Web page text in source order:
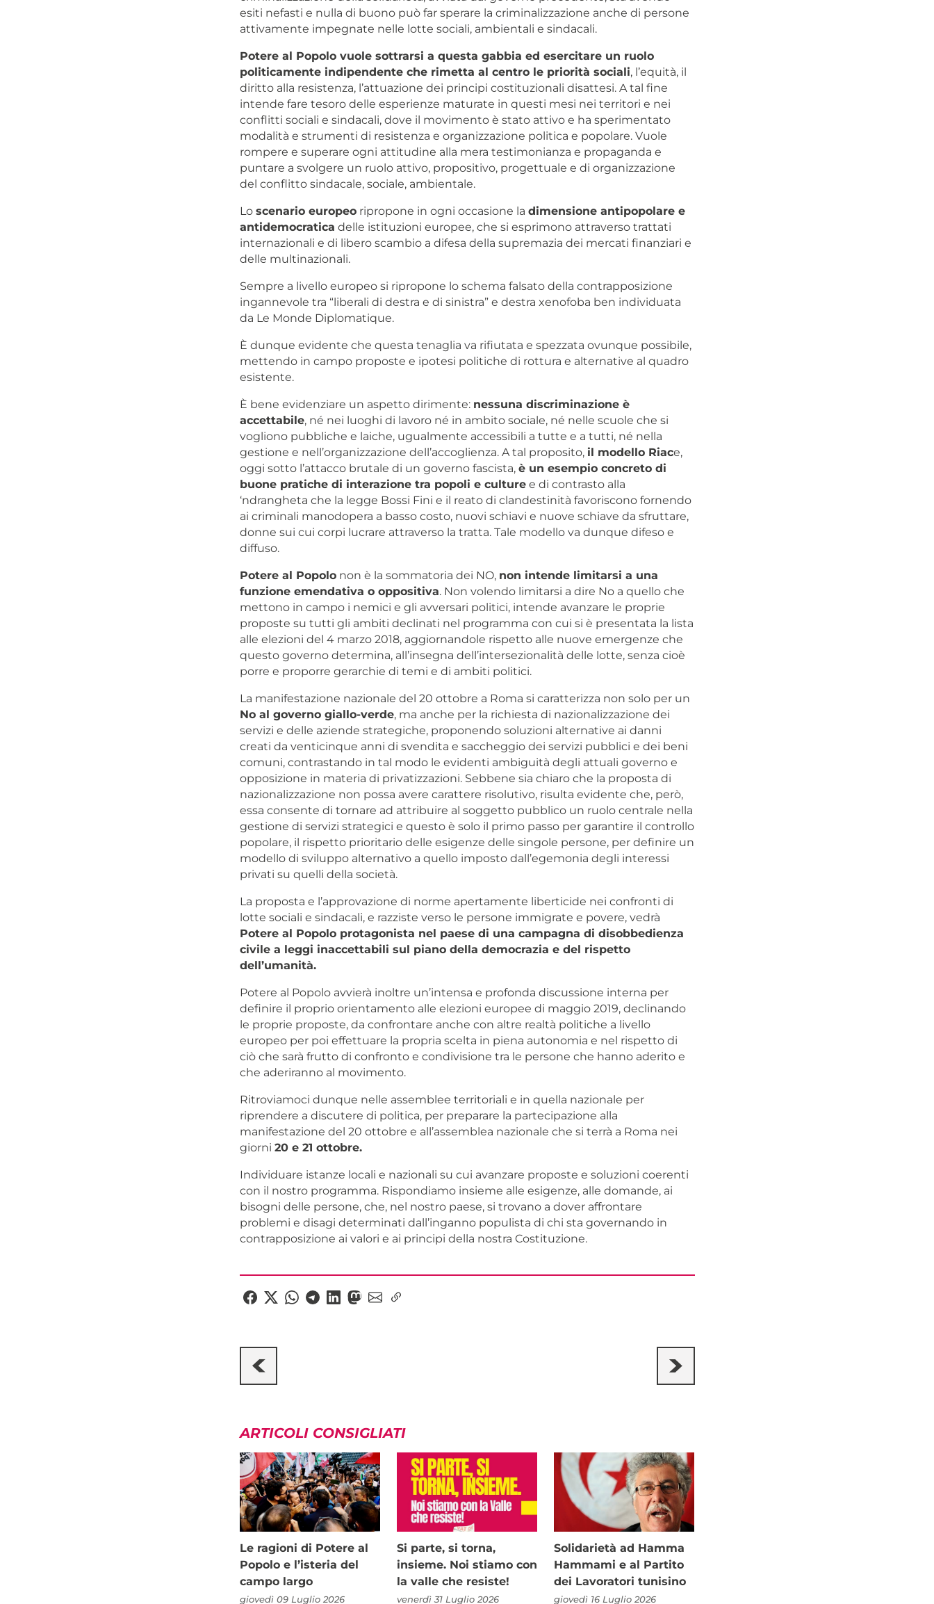
esiti nefasti e nulla di buono può far sperare la criminalizzazione anche di persone
attivamente impegnate nelle lotte sociali, ambientali e sindacali.
Potere al Popolo vuole sottrarsi a questa gabbia ed esercitare un ruolo
politicamente indipendente che rimetta al centro le priorità sociali, l’equità, il
diritto alla resistenza, l’attuazione dei principi costituzionali disattesi. A tal fine
intende fare tesoro delle esperienze maturate in questi mesi nei territori e nei
conflitti sociali e sindacali, dove il movimento è stato attivo e ha sperimentato
modalità e strumenti di resistenza e organizzazione politica e popolare. Vuole
rompere e superare ogni attitudine alla mera testimonianza e propaganda e
puntare a svolgere un ruolo attivo, propositivo, progettuale e di organizzazione
del conflitto sindacale, sociale, ambientale.
Lo scenario europeoripropone in ogni occasione la dimensione antipopolare e
antidemocratica delle istituzioni europee, che si esprimono attraverso trattati
internazionali e di libero scambio a difesa della supremazia dei mercati finanziari e
delle multinazionali.
Sempre a livello europeo si ripropone lo schema falsato della contrapposizione
ingannevole tra “liberali di destra e di sinistra” e destra xenofoba ben individuata
da Le Monde Diplomatique.
È dunque evidente che questa tenaglia va rifiutata e spezzata ovunque possibile,
mettendo in campo proposte e ipotesi politiche di rottura e alternative al quadro
esistente.
È bene evidenziare un aspetto dirimente: nessuna discriminazione è
accettabile, né nei luoghi di lavoro né in ambito sociale, né nelle scuole che si
vogliono pubbliche e laiche, ugualmente accessibili a tutte e a tutti, né nella
gestione e nell’organizzazione dell’accoglienza. A tal proposito, il modello Riace,
oggi sotto l’attacco brutale di un governo fascista, è un esempio concreto di
buone pratiche di interazione tra popoli e culturee di contrasto alla
‘ndrangheta che la legge Bossi Fini e il reato di clandestinità favoriscono fornendo
ai criminali manodopera a basso costo, nuovi schiavi e nuove schiave da sfruttare,
donne sui cui corpi lucrare attraverso la tratta. Tale modello va dunque difeso e
diffuso.
Potere al Popolonon è la sommatoria dei NO, non intende limitarsi a una
funzione emendativa o oppositiva. Non volendo limitarsi a dire No a quello che
mettono in campo i nemici e gli avversari politici, intende avanzare le proprie
proposte su tutti gli ambiti declinati nel programma con cui si è presentata la lista
alle elezioni del 4 marzo 2018, aggiornandole rispetto alle nuove emergenze che
questo governo determina, all’insegna dell’intersezionalità delle lotte, senza cioè
porre e proporre gerarchie di temi e di ambiti politici.
La manifestazione nazionale del 20 ottobre a Roma si caratterizza non solo per un
No al governo giallo-verde, ma anche per la richiesta di nazionalizzazione dei
servizi e delle aziende strategiche, proponendo soluzioni alternative ai danni
creati da venticinque anni di svendita e saccheggio dei servizi pubblici e dei beni
comuni, contrastando in tal modo le evidenti ambiguità degli attuali governo e
opposizione in materia di privatizzazioni. Sebbene sia chiaro che la proposta di
nazionalizzazione non possa avere carattere risolutivo, risulta evidente che, però,
essa consente di tornare ad attribuire al soggetto pubblico un ruolo centrale nella
gestione di servizi strategici e questo è solo il primo passo per garantire il controllo
popolare, il rispetto prioritario delle esigenze delle singole persone, per definire un
modello di sviluppo alternativo a quello imposto dall’egemonia degli interessi
privati su quelli della società.
La proposta e l’approvazione di norme apertamente liberticide nei confronti di
lotte sociali e sindacali, e razziste verso le persone immigrate e povere, vedrà
Potere al Popolo protagonista nel paese di una campagna di disobbedienza
civile a leggi inaccettabili sul piano della democrazia e del rispetto
dell’umanità.
Potere al Popolo avvierà inoltre un’intensa e profonda discussione interna per
definire il proprio orientamento alle elezioni europee di maggio 2019, declinando
le proprie proposte, da confrontare anche con altre realtà politiche a livello
europeo per poi effettuare la propria scelta in piena autonomia e nel rispetto di
ciò che sarà frutto di confronto e condivisione tra le persone che hanno aderito e
che aderiranno al movimento.
Ritroviamoci dunque nelle assemblee territoriali e in quella nazionale per
riprendere a discutere di politica, per preparare la partecipazione alla
manifestazione del 20 ottobre e all’assemblea nazionale che si terrà a Roma nei
giorni 20 e 21 ottobre.
Individuare istanze locali e nazionali su cui avanzare proposte e soluzioni coerenti
con il nostro programma. Rispondiamo insieme alle esigenze, alle domande, ai
bisogni delle persone, che, nel nostro paese, si trovano a dover affrontare
problemi e disagi determinati dall’inganno populista di chi sta governando in
contrapposizione ai valori e ai principi della nostra Costituzione.
ARTICOLI CONSIGLIATI
Le ragioni di Potere al
Popolo e l’isteria del
campo largo
giovedì 09 Luglio 2026
Si parte, si torna,
insieme. Noi stiamo con
la valle che resiste!
venerdì 31 Luglio 2026
Solidarietà ad Hamma
Hammami e al Partito
dei Lavoratori tunisino
giovedì 16 Luglio 2026